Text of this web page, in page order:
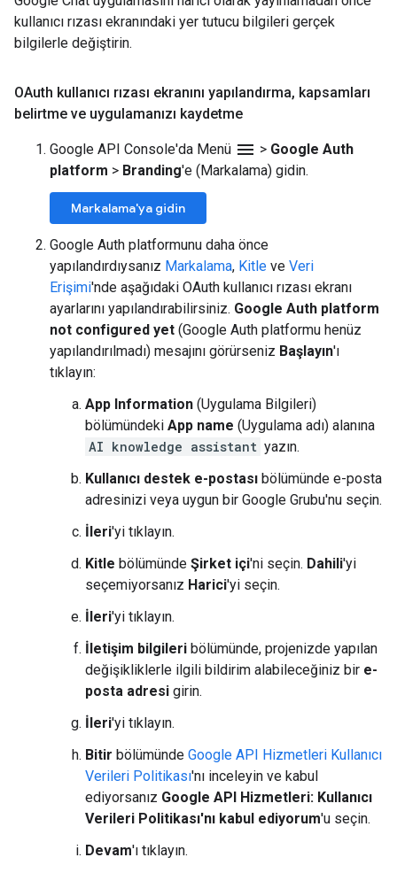
kullanıcı rızası ekranındaki yer tutucu bilgileri gerçek
bilgilerle değiştirin.
OAuth kullanıcı rızası ekranını yapılandırma, kapsamları
belirtme ve uygulamanızı kaydetme
Google API Console'da Menü menu > Google Auth
platform > Branding'e (Markalama) gidin.
Markalama'ya gidin
Google Auth platformunu daha önce
yapılandırdıysanız Markalama, Kitle ve Veri
Erişimi'nde aşağıdaki OAuth kullanıcı rızası ekranı
ayarlarını yapılandırabilirsiniz. Google Auth platform
not configured yet (Google Auth platformu henüz
yapılandırılmadı) mesajını görürseniz Başlayın'ı
tıklayın:
App Information (Uygulama Bilgileri)
bölümündeki App name (Uygulama adı) alanına
AI knowledge assistant yazın.
Kullanıcı destek e-postası bölümünde e-posta
adresinizi veya uygun bir Google Grubu'nu seçin.
İleri'yi tıklayın.
Kitle bölümünde Şirket içi'ni seçin. Dahili'yi
seçemiyorsanız Harici'yi seçin.
İleri'yi tıklayın.
İletişim bilgileri bölümünde, projenizde yapılan
değişikliklerle ilgili bildirim alabileceğiniz bir e-
posta adresi girin.
İleri'yi tıklayın.
Bitir bölümünde Google API Hizmetleri Kullanıcı
Verileri Politikası'nı inceleyin ve kabul
ediyorsanız Google API Hizmetleri: Kullanıcı
Verileri Politikası'nı kabul ediyorum'u seçin.
Devam'ı tıklayın.